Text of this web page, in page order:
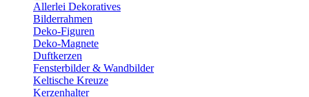
Allerlei Dekoratives
Bilderrahmen
Deko-Figuren
Deko-Magnete
Duftkerzen
Fensterbilder & Wandbilder
Keltische Kreuze
Kerzenhalter